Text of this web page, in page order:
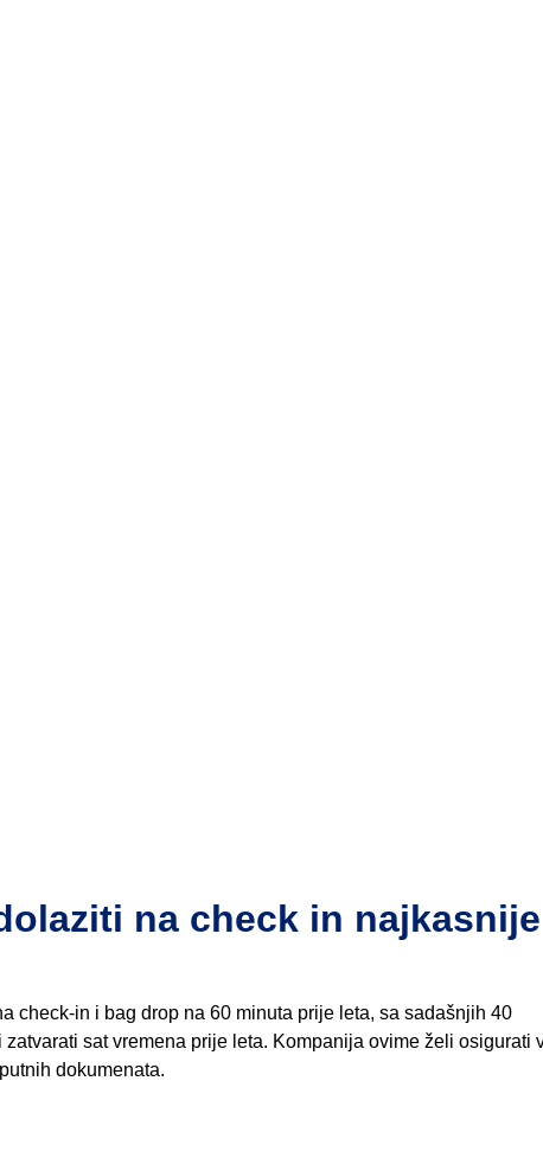
na check in najkasnije
check-in i bag drop na 60 minuta prije leta, sa sadašnjih 40
sat vremena prije leta. Kompanija ovime želi osigurati
dokumenata.